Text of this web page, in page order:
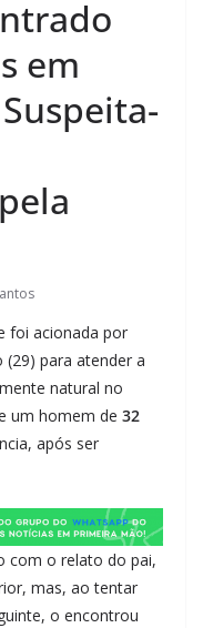
em
foi acionada por
para atender a
natural no
um homem de 32
após ser
com o relato do pai,
mas, ao tentar
o encontrou